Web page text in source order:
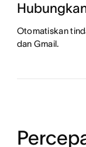
Otomatiskan
dan Gmail.